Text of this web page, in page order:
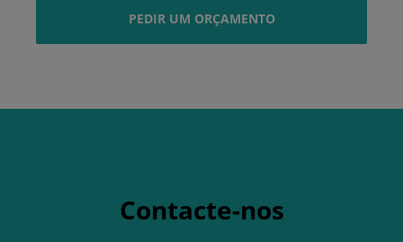
PEDIR UM ORÇAMENTO
Contacte-nos